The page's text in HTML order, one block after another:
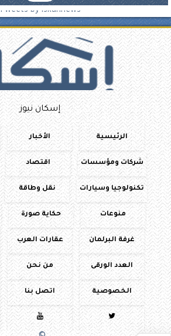
Tweets by iskannews
إسكان نيوز
الرئيسية الأخبار
شركات ومؤسسات اقتصاد
تكنولوجيا وسيارات نقل وطاقة
منوعات حكاية صورة
غرفة البرلمان عقارات العرب
العدد الورقى من نحن
الخصوصية اتصل بنا

